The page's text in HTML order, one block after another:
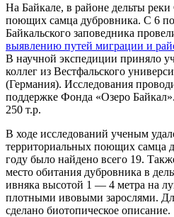
На Байкале, в районе дельты
поющих самца дубровника. С 6
Байкальского заповедника
выявлению путей миграции и
В научной экспедиции приняло
коллег из Вестфальского
(Германия). Исследования
поддержке Фонда «Озеро
250 т.р.
В ходе исследований ученым
территориальных поющих самца
году было найдено всего 19.
место обитания дубровника в
ивняка высотой 1 — 4 метра на
плотными ивовыми зарослями.
сделано биотопическое описание.